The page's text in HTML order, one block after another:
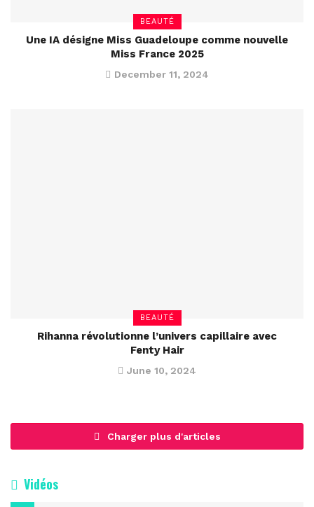
BEAUTÉ
Une IA désigne Miss Guadeloupe comme nouvelle
Miss France 2025
December 11, 2024
BEAUTÉ
Rihanna révolutionne l’univers capillaire avec
Fenty Hair
June 10, 2024
Charger plus d'articles
Vidéos